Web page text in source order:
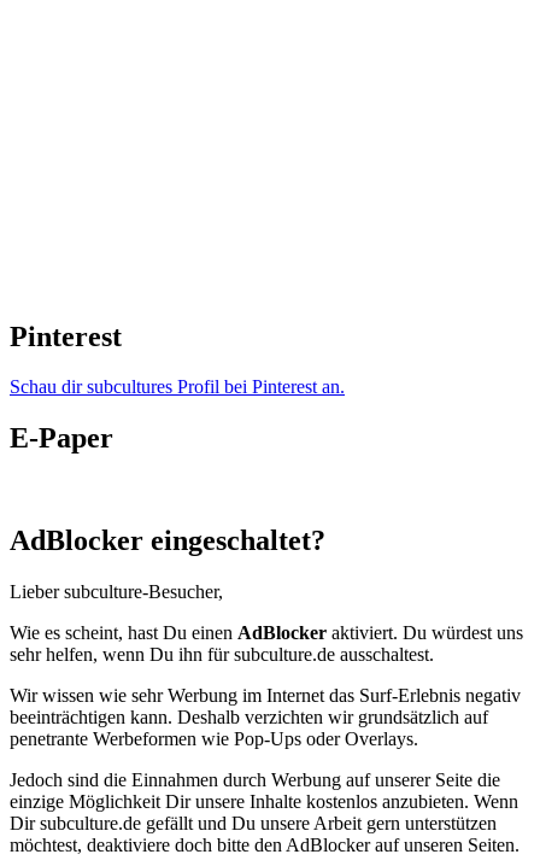
Pinterest
Schau dir subcultures Profil bei Pinterest an.
E-Paper
AdBlocker eingeschaltet?
Lieber subculture-Besucher,
Wie es scheint, hast Du einen AdBlocker aktiviert. Du würdest uns
sehr helfen, wenn Du ihn für subculture.de ausschaltest.
Wir wissen wie sehr Werbung im Internet das Surf-Erlebnis negativ
beeinträchtigen kann. Deshalb verzichten wir grundsätzlich auf
penetrante Werbeformen wie Pop-Ups oder Overlays.
Jedoch sind die Einnahmen durch Werbung auf unserer Seite die
einzige Möglichkeit Dir unsere Inhalte kostenlos anzubieten. Wenn
Dir subculture.de gefällt und Du unsere Arbeit gern unterstützen
möchtest, deaktiviere doch bitte den AdBlocker auf unseren Seiten.